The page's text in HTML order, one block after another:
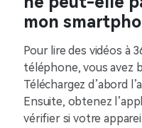
mon
Pour lire des vidéos à
téléphone, vous avez
Téléchargez d’abord
Ensuite, obtenez
vérifier si votre